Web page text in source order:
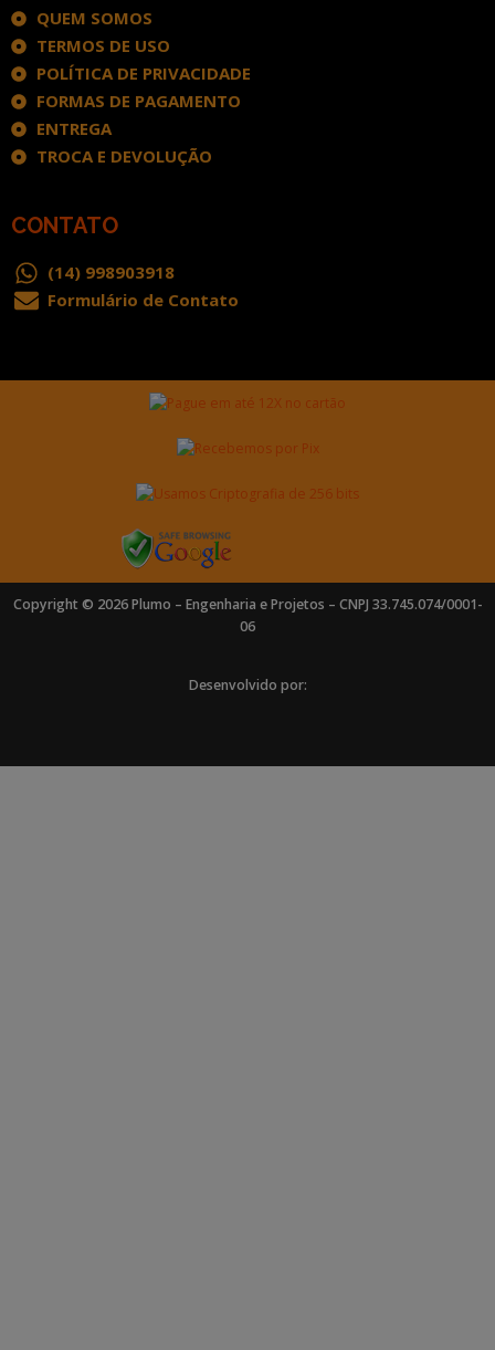
QUEM SOMOS
TERMOS DE USO
POLÍTICA DE PRIVACIDADE
FORMAS DE PAGAMENTO
ENTREGA
TROCA E DEVOLUÇÃO
CONTATO
(14) 998903918
Formulário de Contato
Copyright © 2026 Plumo – Engenharia e Projetos – CNPJ 33.745.074/0001-
06
Desenvolvido por: